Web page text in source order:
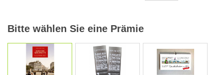
Bitte wählen Sie eine Prämie